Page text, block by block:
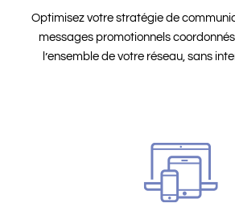
Optimisez votre stratégie de
messages promotionnels
l’ensemble de votre réseau, sans